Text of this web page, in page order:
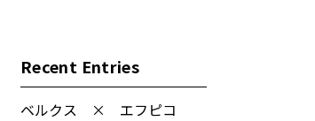
Recent Entries
ベルクス × エフピコ